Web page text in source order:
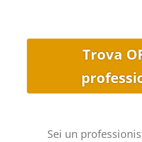
Trova
Sei un